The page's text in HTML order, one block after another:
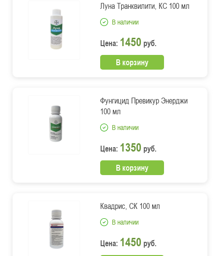
Луна Транквилити, КС 100 мл
В наличии
Цена: 1450 руб.
В корзину
Фунгицид Превикур Энерджи
100 мл
В наличии
Цена: 1350 руб.
В корзину
Квадрис, СК 100 мл
В наличии
Цена: 1450 руб.